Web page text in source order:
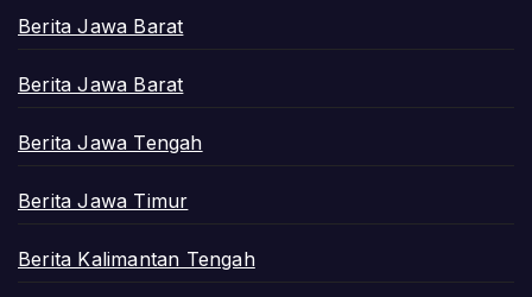
Berita Jawa Barat
Berita Jawa Barat
Berita Jawa Tengah
Berita Jawa Timur
Berita Kalimantan Tengah